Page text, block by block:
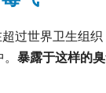
过世界卫生组
暴露于这样的